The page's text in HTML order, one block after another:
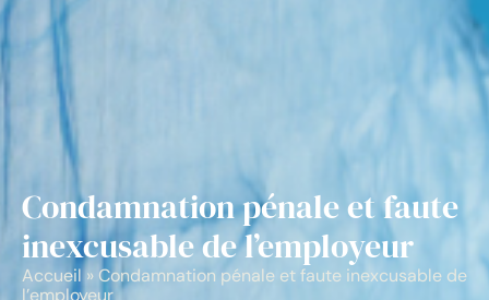
Condamnation pénale et faute
inexcusable de l’employeur
Accueil » Condamnation pénale et faute inexcusable de
l’employeur